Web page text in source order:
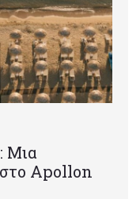
Μια
Apollon